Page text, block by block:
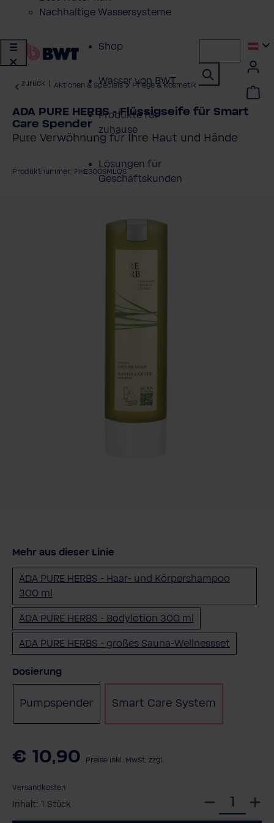
Nachhaltige Wassersysteme
Shop
Wasser von BWT
Produkte für
zuhause
Lösungen für
Geschäftskunden
Über BWT
zurück Aktionen & Specials Pflege & Kosmetik
ADA PURE HERBS - Flüssigseife für Smart
Care Spender
Pure Verwöhnung für Ihre Haut und Hände
Produktnummer: PHE300SMLQS
Mehr aus dieser Linie
ADA PURE HERBS - Haar- und Körpershampoo
300 ml
ADA PURE HERBS - Bodylotion 300 ml
ADA PURE HERBS - großes Sauna-Wellnessset
Dosierung
Pumpspender Smart Care System
€ 10,90 Preise inkl. MwSt. zzgl.
Versandkosten
Inhalt: 1 Stück
W